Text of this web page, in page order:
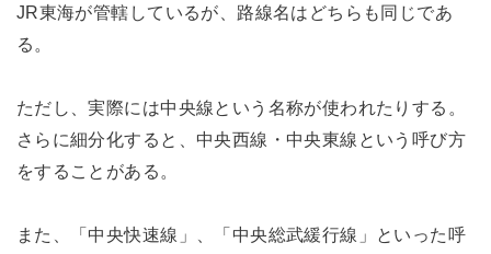
JR東海が管轄しているが、路線名はどちらも同じであ
る。
ただし、実際には中央線という名称が使われたりする。
さらに細分化すると、中央西線・中央東線という呼び方
をすることがある。
また、「中央快速線」、「中央総武緩行線」といった呼